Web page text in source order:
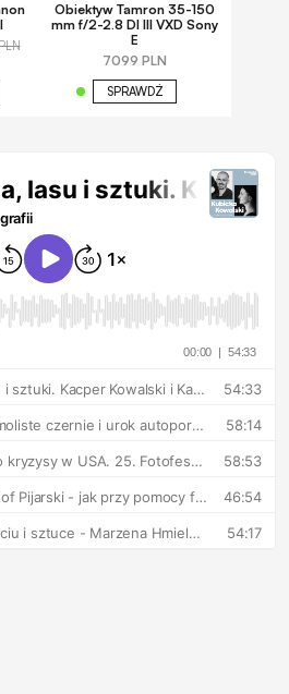
Obiektyw Tamron 35-150
mm f/2-2.8 DI III VXD Sony
E
7099 PLN
SPRAWDŹ